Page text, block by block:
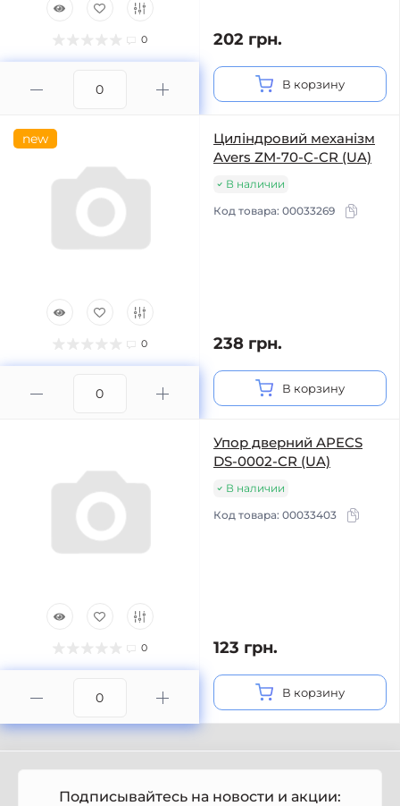
0 202 грн.
В корзину
new
0
Циліндровий механізм
Avers ZM-70-C-CR (UA)
В наличии
Код товара: 00033269
238 грн.
В корзину
0
Упор дверний APECS
DS-0002-CR (UA)
В наличии
Код товара: 00033403
123 грн.
В корзину
Подписывайтесь на новости и акции: